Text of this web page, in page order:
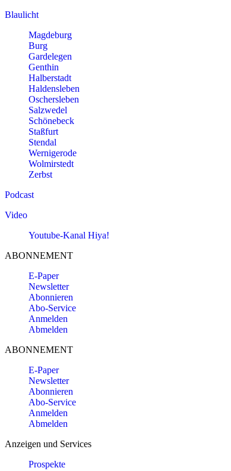
Blaulicht
Magdeburg
Burg
Gardelegen
Genthin
Halberstadt
Haldensleben
Oschersleben
Salzwedel
Schönebeck
Staßfurt
Stendal
Wernigerode
Wolmirstedt
Zerbst
Podcast
Video
Youtube-Kanal Hiya!
ABONNEMENT
E-Paper
Newsletter
Abonnieren
Abo-Service
Anmelden
Abmelden
ABONNEMENT
E-Paper
Newsletter
Abonnieren
Abo-Service
Anmelden
Abmelden
Anzeigen und Services
Prospekte